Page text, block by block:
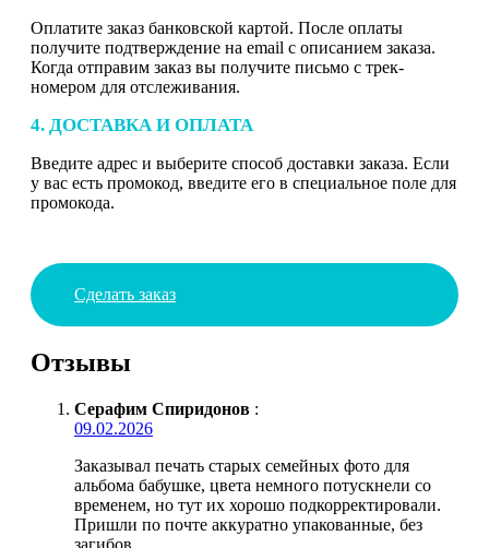
Оплатите заказ банковской картой. После оплаты
получите подтверждение на email с описанием заказа.
Когда отправим заказ вы получите письмо с трек-
номером для отслеживания.
4. ДОСТАВКА И ОПЛАТА
Введите адрес и выберите способ доставки заказа. Если
у вас есть промокод, введите его в специальное поле для
промокода.
Сделать заказ
Отзывы
Серафим Спиридонов :
09.02.2026
Заказывал печать старых семейных фото для
альбома бабушке, цвета немного потускнели со
временем, но тут их хорошо подкорректировали.
Пришли по почте аккуратно упакованные, без
загибов.